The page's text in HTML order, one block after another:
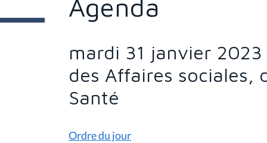
e
s
Agenda
mardi 31 janvier
des Affaires sociales,
Santé
Ordre du jour